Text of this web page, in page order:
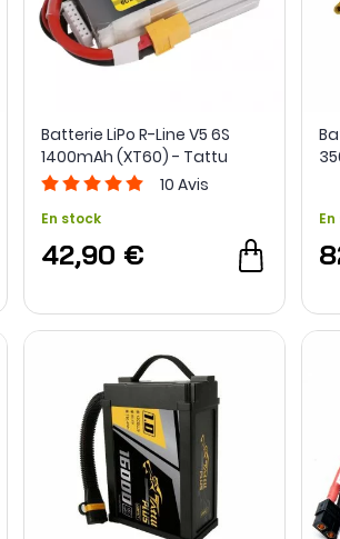
Batterie LiPo R-Line V5 6S
1400mAh (XT60) - Tattu
10 Avis
En stock
42,90 €